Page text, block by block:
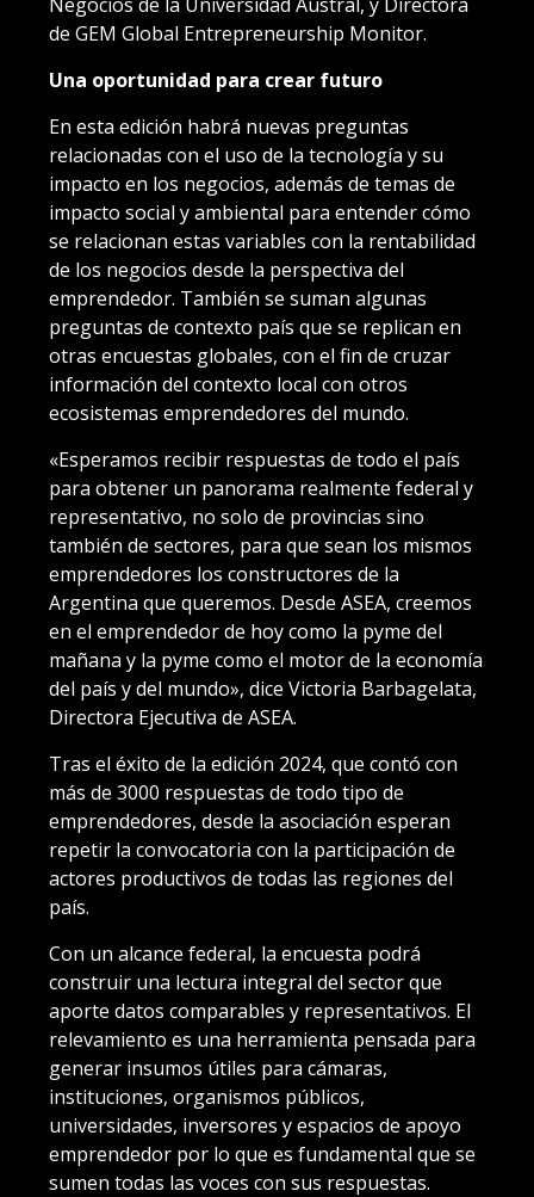
de GEM Global Entrepreneurship Monitor.
Una oportunidad para crear futuro
En esta edición habrá nuevas preguntas
relacionadas con el uso de la tecnología y su
impacto en los negocios, además de temas de
impacto social y ambiental para entender cómo
se relacionan estas variables con la rentabilidad
de los negocios desde la perspectiva del
emprendedor. También se suman algunas
preguntas de contexto país que se replican en
otras encuestas globales, con el fin de cruzar
información del contexto local con otros
ecosistemas emprendedores del mundo.
«Esperamos recibir respuestas de todo el país
para obtener un panorama realmente federal y
representativo, no solo de provincias sino
también de sectores, para que sean los mismos
emprendedores los constructores de la
Argentina que queremos. Desde ASEA, creemos
en el emprendedor de hoy como la pyme del
mañana y la pyme como el motor de la economía
del país y del mundo», dice Victoria Barbagelata,
Directora Ejecutiva de ASEA.
Tras el éxito de la edición 2024, que contó con
más de 3000 respuestas de todo tipo de
emprendedores, desde la asociación esperan
repetir la convocatoria con la participación de
actores productivos de todas las regiones del
país.
Con un alcance federal, la encuesta podrá
construir una lectura integral del sector que
aporte datos comparables у representativos. El
relevamiento es una herramienta pensada para
generar insumos útiles para cámaras,
instituciones, organismos públicos,
universidades, inversores y espacios de apoyo
emprendedor por lo que es fundamental que se
sumen todas las voces con sus respuestas.